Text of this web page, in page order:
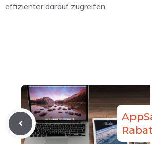
effizienter darauf zugreifen.